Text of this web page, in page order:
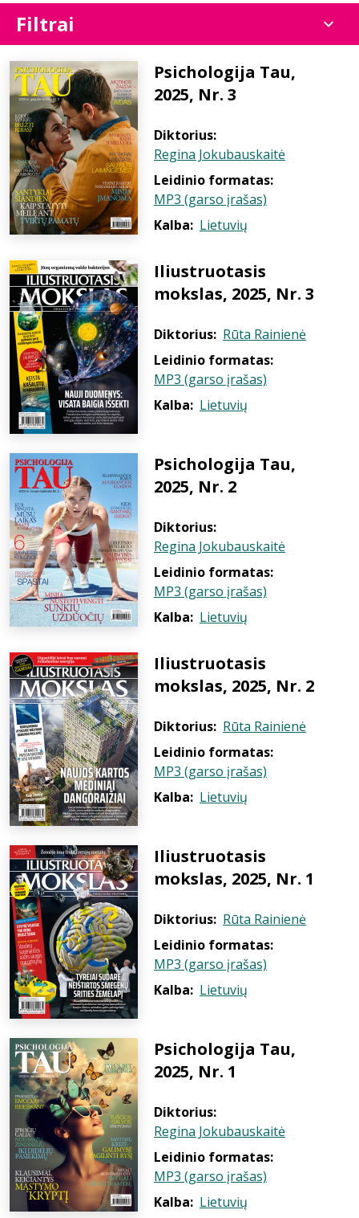
Filtrai
Psichologija Tau,
2025, Nr. 3
Diktorius:
Regina Jokubauskaitė
Leidinio formatas:
MP3 (garso įrašas)
Kalba: Lietuvių
Iliustruotasis
mokslas, 2025, Nr. 3
Diktorius: Rūta Rainienė
Leidinio formatas:
MP3 (garso įrašas)
Kalba: Lietuvių
Psichologija Tau,
2025, Nr. 2
Diktorius:
Regina Jokubauskaitė
Leidinio formatas:
MP3 (garso įrašas)
Kalba: Lietuvių
Iliustruotasis
mokslas, 2025, Nr. 2
Diktorius: Rūta Rainienė
Leidinio formatas:
MP3 (garso įrašas)
Kalba: Lietuvių
Iliustruotasis
mokslas, 2025, Nr. 1
Diktorius: Rūta Rainienė
Leidinio formatas:
MP3 (garso įrašas)
Kalba: Lietuvių
Psichologija Tau,
2025, Nr. 1
Diktorius:
Regina Jokubauskaitė
Leidinio formatas:
MP3 (garso įrašas)
Kalba: Lietuvių